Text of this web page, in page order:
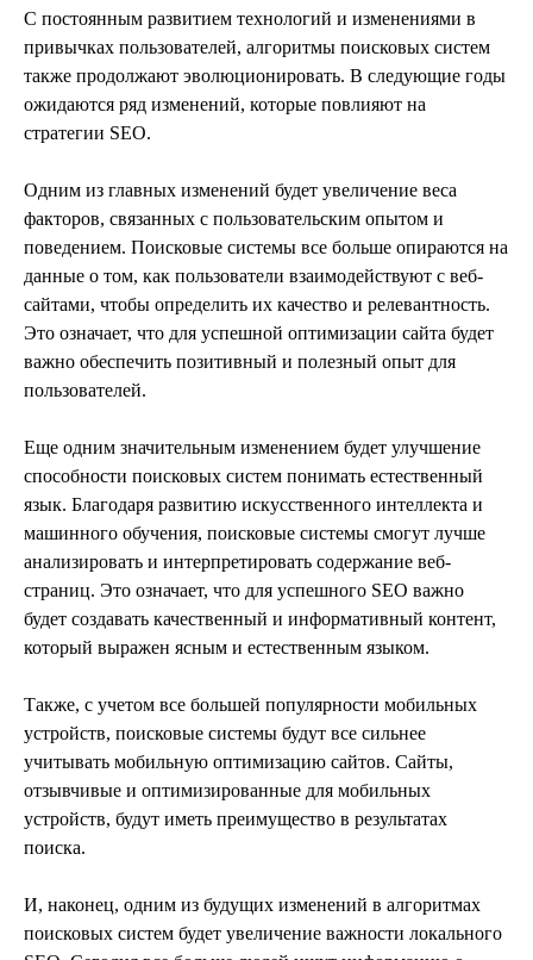
С постоянным развитием технологий и изменениями в
привычках пользователей, алгоритмы поисковых систем
также продолжают эволюционировать. В следующие годы
ожидаются ряд изменений, которые повлияют на
стратегии SEO.
Одним из главных изменений будет увеличение веса
факторов, связанных с пользовательским опытом и
поведением. Поисковые системы все больше опираются на
данные о том, как пользователи взаимодействуют с веб-
сайтами, чтобы определить их качество и релевантность.
Это означает, что для успешной оптимизации сайта будет
важно обеспечить позитивный и полезный опыт для
пользователей.
Еще одним значительным изменением будет улучшение
способности поисковых систем понимать естественный
язык. Благодаря развитию искусственного интеллекта и
машинного обучения, поисковые системы смогут лучше
анализировать и интерпретировать содержание веб-
страниц. Это означает, что для успешного SEO важно
будет создавать качественный и информативный контент,
который выражен ясным и естественным языком.
Также, с учетом все большей популярности мобильных
устройств, поисковые системы будут все сильнее
учитывать мобильную оптимизацию сайтов. Сайты,
отзывчивые и оптимизированные для мобильных
устройств, будут иметь преимущество в результатах
поиска.
И, наконец, одним из будущих изменений в алгоритмах
поисковых систем будет увеличение важности локального